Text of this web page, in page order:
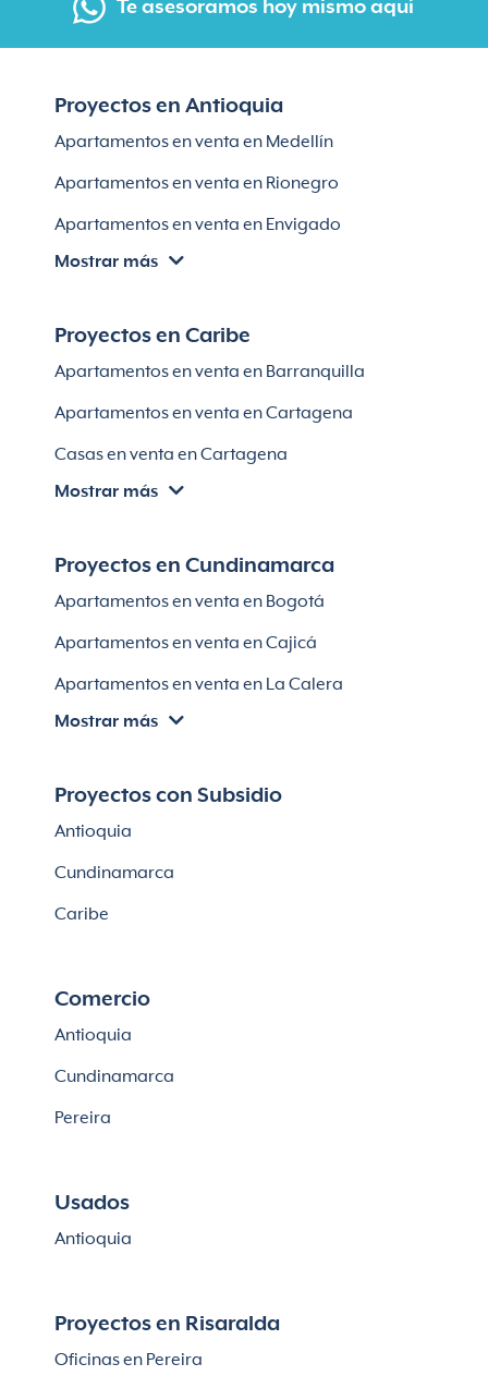
Te asesoramos hoy mismo aquí
Proyectos en Antioquia
Apartamentos en venta en Medellín
Apartamentos en venta en Rionegro
Apartamentos en venta en Envigado
Apartamentos en venta en Itagüí
Apartamentos en venta en Bello
Mostrar más
Proyectos en Caribe
Apartamentos en venta en Barranquilla
Apartamentos en venta en Cartagena
Casas en venta en Cartagena
Villas en Cartagena
Apartamentos en venta en Soledad
Mostrar más
Proyectos en Cundinamarca
Apartamentos en venta en Bogotá
Apartamentos en venta en Cajicá
Apartamentos en venta en La Calera
Apartamentos en venta en Chía
Casas en Cajicá
Mostrar más
Proyectos con Subsidio
Antioquia
Cundinamarca
Caribe
Comercio
Antioquia
Cundinamarca
Pereira
Usados
Antioquia
Proyectos en Risaralda
Oficinas en Pereira